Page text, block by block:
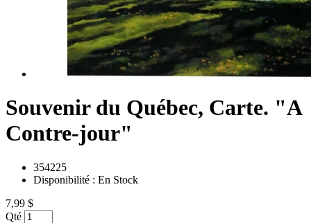
Souvenir du Québec, Carte. "A
Contre-jour"
354225
Disponibilité : En Stock
7,99 $
Qté